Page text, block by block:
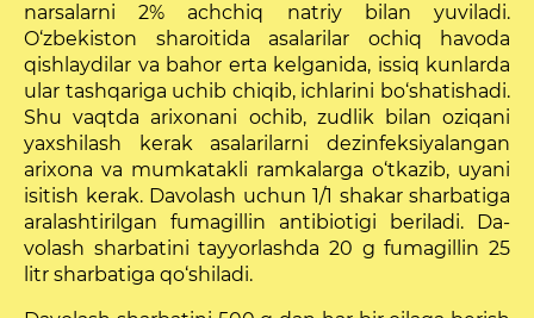
narsalarni 2% achchiq natriy bilan yuviladi.
O‘zbekiston sharoitida asalarilar ochiq havoda
qishlaydilar va bahor erta kelganida, issiq kunlarda
ular tashqariga uchib chiqib, ichlarini bo‘shatishadi.
Shu vaqtda arixonani ochib, zudlik bilan oziqani
yaxshilash kerak asalarilarni dezinfeksiyalangan
arixona va mumkatakli ramkalarga o‘tkazib, uyani
isitish kerak. Davolash uchun 1/1 shakar sharbatiga
aralashtirilgan fumagillin antibiotigi beriladi. Da­
volash sharbatini tayyorlashda 20 g fumagillin 25
litr sharbatiga qo‘shiladi.